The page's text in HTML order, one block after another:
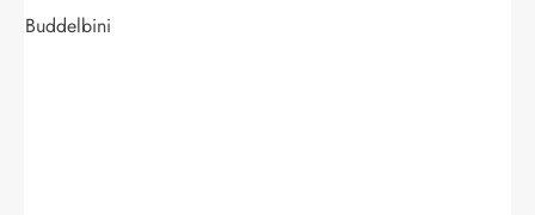
Buddelbini